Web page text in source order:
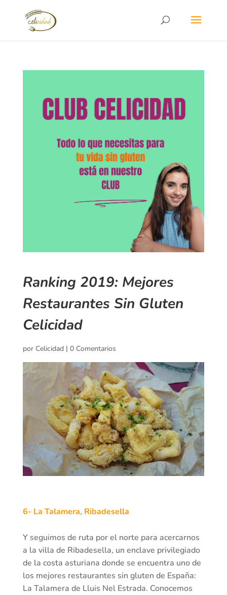
Ranking 2019: Mejores
Restaurantes Sin Gluten
Celicidad
por Celicidad| 0 Comentarios
6- La Talamera, Ribadesella
Y seguimos de ruta por el norte para acercarnos
a la villa de Ribadesella, un enclave privilegiado
de la costa asturiana donde se encuentra uno de
los mejores restaurantes sin gluten de España:
La Talamera de Lluis Nel Estrada. Conocemos